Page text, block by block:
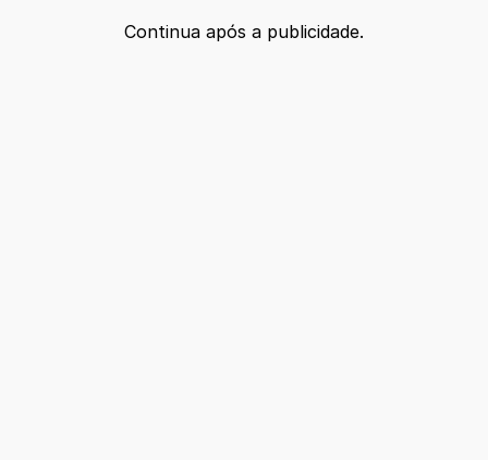
Continua após a publicidade.